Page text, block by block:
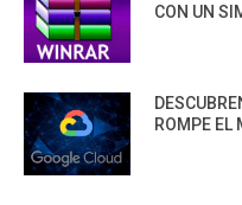
CON UN
ROMPE EL